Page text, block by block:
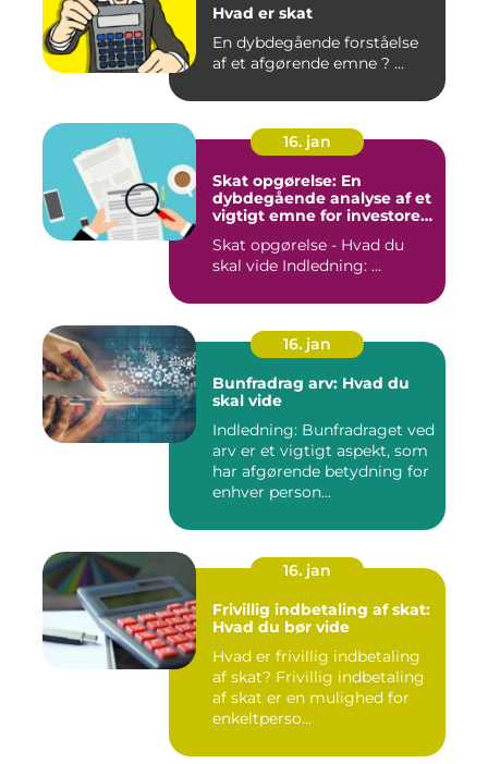
Hvad er skat
En dybdegående forståelse
af et afgørende emne ? ...
16. jan
Skat opgørelse: En
dybdegående analyse af et
vigtigt emne for investorer
Skat opgørelse - Hvad du
skal vide Indledning: ...
16. jan
Bunfradrag arv: Hvad du
skal vide
Indledning: Bunfradraget ved
arv er et vigtigt aspekt, som
har afgørende betydning for
enhver person...
16. jan
Frivillig indbetaling af skat:
Hvad du bør vide
Hvad er frivillig indbetaling
af skat? Frivillig indbetaling
af skat er en mulighed for
enkeltperso...